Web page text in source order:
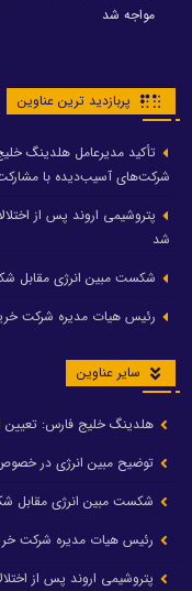
مواجه شد
پربازدید ترین عناوین
تأکید مدیرعامل هلدینگ
شرکت‌های آسیب‌دیده با
شد
شکست مبین انرژی مقابل
رئیس هیات مدیره شرکت
سایر عناوین
هلدینگ خلیج فارس: تعیین
توضیح مبین انرژی در
شکست مبین انرژی مقابل
رئیس هیات مدیره شرکت